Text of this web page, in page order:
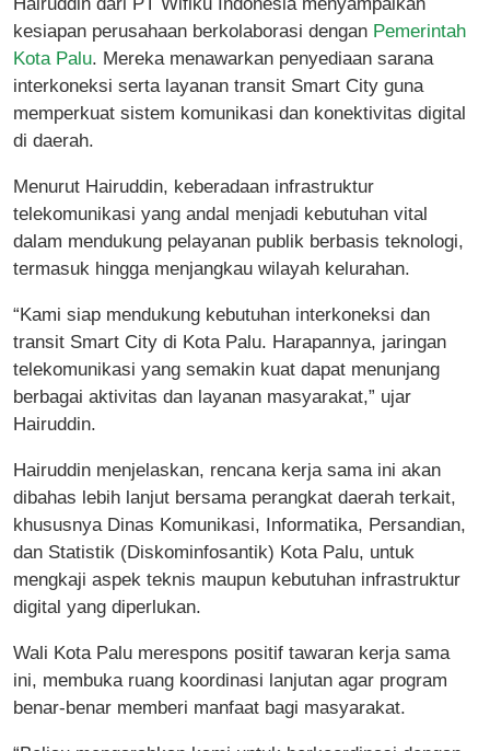
kesiapan perusahaan berkolaborasi dengan Pemerintah
Kota Palu. Mereka menawarkan penyediaan sarana
interkoneksi serta layanan transit Smart City guna
memperkuat sistem komunikasi dan konektivitas digital
di daerah.
Menurut Hairuddin, keberadaan infrastruktur
telekomunikasi yang andal menjadi kebutuhan vital
dalam mendukung pelayanan publik berbasis teknologi,
termasuk hingga menjangkau wilayah kelurahan.
“Kami siap mendukung kebutuhan interkoneksi dan
transit Smart City di Kota Palu. Harapannya, jaringan
telekomunikasi yang semakin kuat dapat menunjang
berbagai aktivitas dan layanan masyarakat,” ujar
Hairuddin.
Hairuddin menjelaskan, rencana kerja sama ini akan
dibahas lebih lanjut bersama perangkat daerah terkait,
khususnya Dinas Komunikasi, Informatika, Persandian,
dan Statistik (Diskominfosantik) Kota Palu, untuk
mengkaji aspek teknis maupun kebutuhan infrastruktur
digital yang diperlukan.
Wali Kota Palu merespons positif tawaran kerja sama
ini, membuka ruang koordinasi lanjutan agar program
benar-benar memberi manfaat bagi masyarakat.